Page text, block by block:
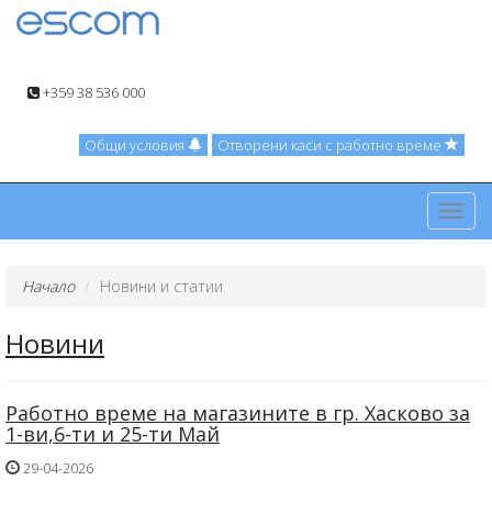
+359 38 536 000
Общи условия Отворени каси с работно време
Начало Новини и статии
Новини
Работно време на магазините в гр. Хасково за
1-ви,6-ти и 25-ти Май
29-04-2026